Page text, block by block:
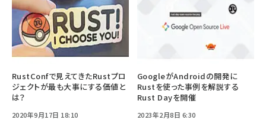
RustConfで見えてきたRustプロ
ジェクトが最も大事にする価値と
は？
2020年9月17日 18:10
GoogleがAndroidの開発に
Rustを使った事例を解説する
Rust Dayを開催
2023年2月8日 6:30